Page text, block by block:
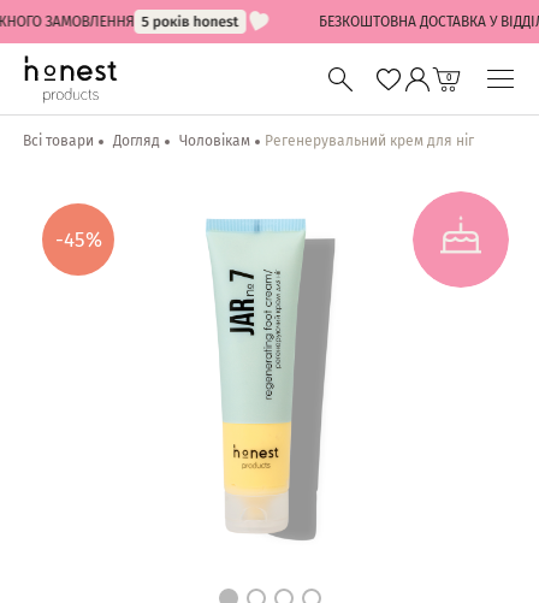
ЗАМОВЛЕННЯ БЕЗКОШТОВНА ДОСТАВКА У
0
Всі товари Догляд Чоловікам Регенерувальний крем для ніг
-45%